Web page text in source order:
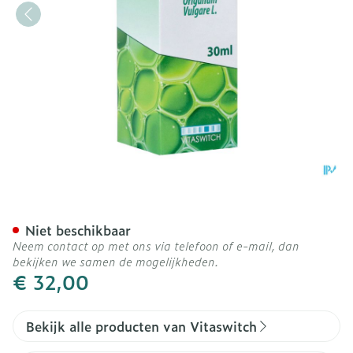
€ 32,00
Niet beschikbaar
Neem contact op met ons via telefoon of e-mail, dan
bekijken we samen de mogelijkheden.
Bekijk alle producten van Vitaswitch